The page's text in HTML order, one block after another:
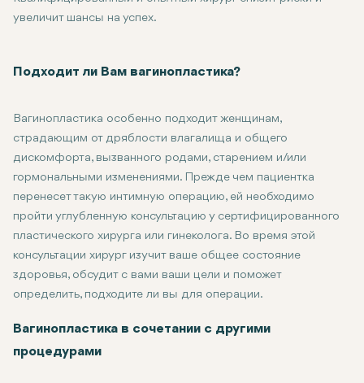
увеличит шансы на успех.
Подходит ли Вам вагинопластика?
Вагинопластика особенно подходит женщинам,
страдающим от дряблости влагалища и общего
дискомфорта, вызванного родами, старением и/или
гормональными изменениями. Прежде чем пациентка
перенесет такую интимную операцию, ей необходимо
пройти углубленную консультацию у сертифицированного
пластического хирурга или гинеколога. Во время этой
консультации хирург изучит ваше общее состояние
здоровья, обсудит с вами ваши цели и поможет
определить, подходите ли вы для операции.
Кандидаты, рассматривающие возможность
Вагинопластика в сочетании с другими
процедурами